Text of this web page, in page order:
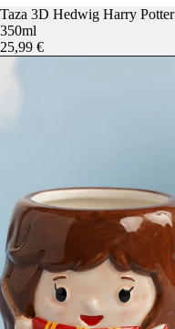
Taza 3D Hedwig Harry Potter
350ml
25,99 €